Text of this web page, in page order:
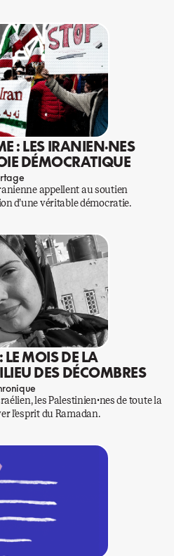
: LES IRANIEN·NES
DÉMOCRATIQUE
appellent au soutien
d’une véritable démocratie.
MOIS DE LA
DES DÉCOMBRES
les Palestinien·nes de toute la
l’esprit du Ramadan.